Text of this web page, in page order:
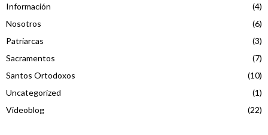
Información
(4)
Nosotros
(6)
Patriarcas
(3)
Sacramentos
(7)
Santos Ortodoxos
(10)
Uncategorized
(1)
Videoblog
(22)